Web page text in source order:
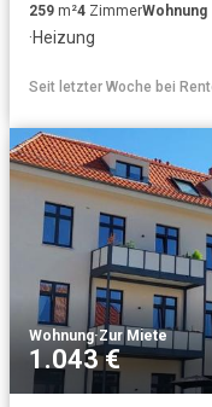
259 m²4 ZimmerWohnung
·Heizung
Seit letzter Woche bei
Wohnung·Zur Miete
1.043 €